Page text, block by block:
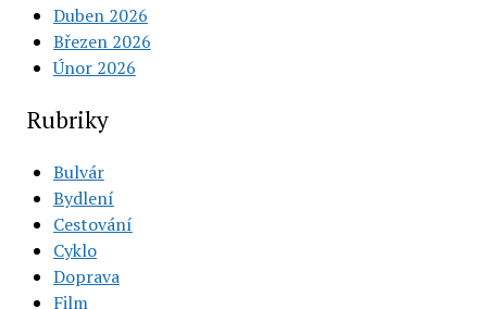
Duben 2026
Březen 2026
Únor 2026
Rubriky
Bulvár
Bydlení
Cestování
Cyklo
Doprava
Film